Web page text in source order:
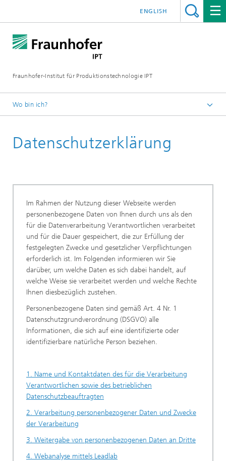
Fraunhofer-Institut für Produktionstechnologie IPT
ENGLISH
Wo bin ich?
Datenschutzerklärung
Im Rahmen der Nutzung dieser Webseite werden
personenbezogene Daten von Ihnen durch uns als den
für die Datenverarbeitung Verantwortlichen verarbeitet
und für die Dauer gespeichert, die zur Erfüllung der
festgelegten Zwecke und gesetzlicher Verpflichtungen
erforderlich ist. Im Folgenden informieren wir Sie
darüber, um welche Daten es sich dabei handelt, auf
welche Weise sie verarbeitet werden und welche Rechte
Ihnen diesbezüglich zustehen.
Personenbezogene Daten sind gemäß Art. 4 Nr. 1
Datenschutzgrundverordnung (DSGVO) alle
Informationen, die sich auf eine identifizierte oder
identifizierbare natürliche Person beziehen.
1. Name und Kontaktdaten des für die Verarbeitung
Verantwortlichen sowie des betrieblichen
Datenschutzbeauftragten
2. Verarbeitung personenbezogener Daten und Zwecke
der Verarbeitung
3. Weitergabe von personenbezogenen Daten an Dritte
4. Webanalyse mittels Leadlab